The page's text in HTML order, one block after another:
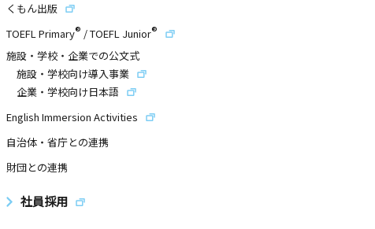
くもん出版
TOEFL Primary® /TOEFL Junior®
施設・学校・企業での公文式
施設・学校向け導入事業
企業・学校向け日本語
English Immersion Activities
自治体・省庁との連携
財団との連携
社員採用